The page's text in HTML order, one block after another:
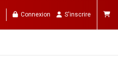
Connexion S'inscrire